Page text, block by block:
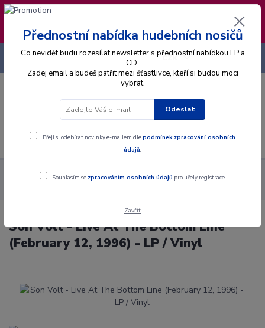
❣️ Od 4.8. do 13.8. čerpám dovolenou. Datum
expedice objednávek se posouvá na pátek
14.8.2026 🐋
Menu
CZK
+420 725 736 293
Alba Gramodesky
Son Volt - Live At The Bottom Line
Son Volt - Live At The Bottom Line
(February 12, 1996) - LP / Vinyl
Přednostní nabídka hudebních nosičů
Co nevidět budu rozesílat newsletter s přednostní nabídkou LP a
CD.
Zadej email a budeš patřit mezi šťastlivce, kteří si budou moci
vybrat.
Odeslat
Přeji si odebírat novinky e-mailem dlepodmínek zpracování osobních
údajů.
Souhlasím se zpracováním osobních údajů pro účely registrace.
Zavřít